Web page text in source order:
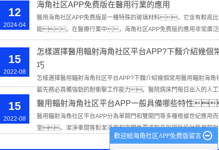
12
2024-04
海角社区APP免费版在醫用行業的應用
醫用海角社区APP免费版是一種特殊的玻璃材料，它含有較高
能。在醫療行業中，海角社区APP免费版的應用非常廣
掃...
15
2022-08
怎樣選擇醫用輻射海角社区平台APP?下麵介紹幾個
巧
怎樣選擇醫用輻射海角社区平台APP?下麵介紹幾個常用醫用輻射海
最先務必具備強勁的耐衝擊工作能力。醫院病床門每日出入的人
15
2022-08
醫用輻射海角社区平台APP一般具備哪些特性
醫用輻射海角社区平台APP分為單開門和雙開門等多種根據世紀
室、潔淨車間等對潔淨度和密閉性要求較高的場所設計醫用輻射
歡迎給海角社区APP免费版留言